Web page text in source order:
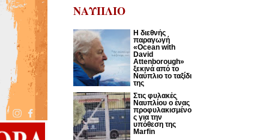
ΝΑΥΠΛΙΟ
Η διεθνής
παραγωγή
«Ocean with
David
Attenborough»
ξεκινά από το
Ναύπλιο το ταξίδι
της
Στις φυλακές
Ναυπλίου ο ένας
προφυλακισμένο
ς για την
υπόθεση της
Marfin